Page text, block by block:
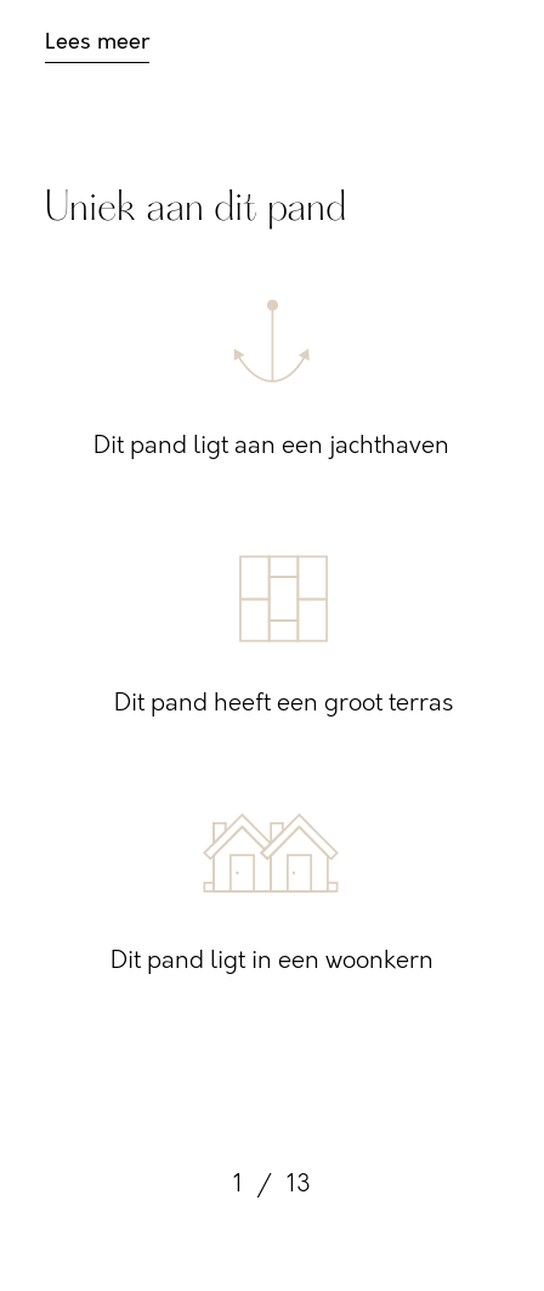
Lees meer
Uniek aan dit pand
Dit pand ligt aan een jachthaven
Dit pand heeft een groot terras
Dit pand ligt in een woonkern
1 / 13